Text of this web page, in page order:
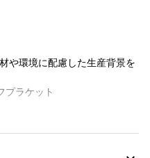
材や環境に配慮した生産背景を
プラケット